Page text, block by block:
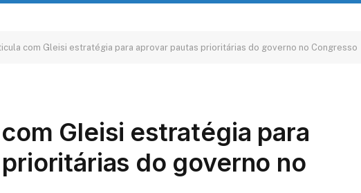
com Gleisi estratégia para aprovar pautas prioritárias do governo no Congresso
Gleisi estratégia para
do governo no